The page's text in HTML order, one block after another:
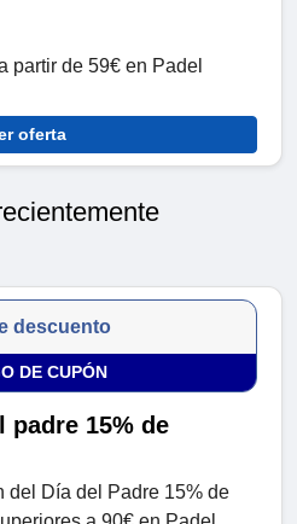
partir de 59€ en Padel
oferta
descuento
DE CUPÓN
padre 15% de
del Día del Padre 15% de